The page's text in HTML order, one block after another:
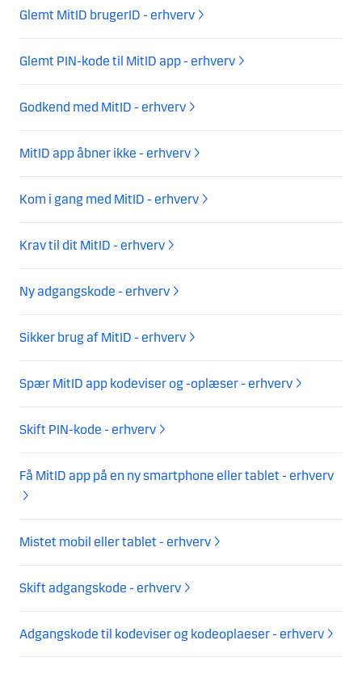
Glemt MitID brugerID - erhverv
Glemt PIN-kode til MitID app - erhverv
Godkend med MitID - erhverv
MitID app åbner ikke - erhverv
Kom i gang med MitID - erhverv
Krav til dit MitID - erhverv
Ny adgangskode - erhverv
Sikker brug af MitID - erhverv
Spær MitID app kodeviser og -oplæser - erhverv
Skift PIN-kode - erhverv
Få MitID app på en ny smartphone eller tablet - erhverv
Mistet mobil eller tablet - erhverv
Skift adgangskode - erhverv
Adgangskode til kodeviser og kodeoplaeser - erhverv